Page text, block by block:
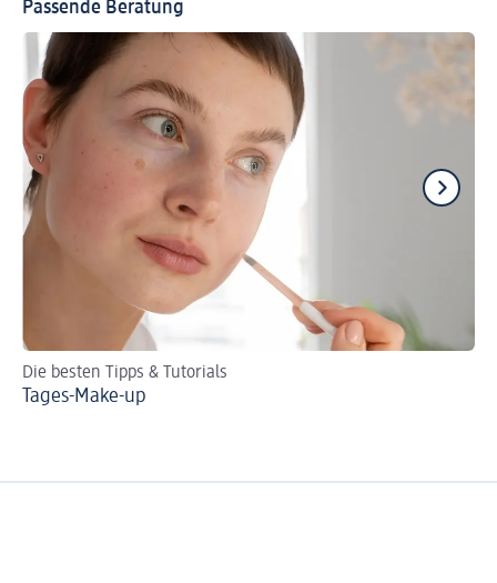
Passende Beratung
Die besten Tipps & Tutorials
Tages-Make-up